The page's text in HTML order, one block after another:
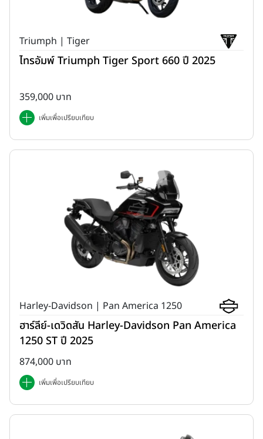
Triumph | Tiger
ไทรอัมพ์ Triumph Tiger Sport 660 ปี 2025
359,000 บาท
เพิ่มเพื่อเปรียบเทียบ
Harley-Davidson | Pan America 1250
ฮาร์ลีย์-เดวิดสัน Harley-Davidson Pan America
1250 ST ปี 2025
874,000 บาท
เพิ่มเพื่อเปรียบเทียบ